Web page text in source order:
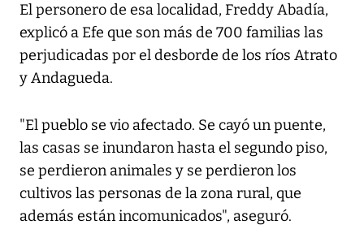
El personero de esa localidad, Freddy Abadía,
explicó a Efe que son más de 700 familias las
perjudicadas por el desborde de los ríos Atrato
y Andagueda.
"El pueblo se vio afectado. Se cayó un puente,
las casas se inundaron hasta el segundo piso,
se perdieron animales y se perdieron los
cultivos las personas de la zona rural, que
además están incomunicados", aseguró.